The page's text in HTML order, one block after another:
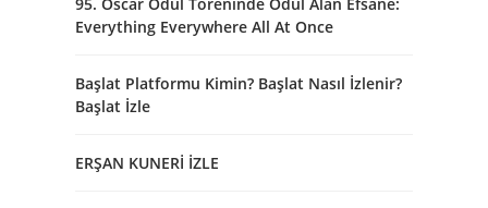
Everything Everywhere All At Once
Başlat Platformu Kimin? Başlat Nasıl İzlenir?
Başlat İzle
ERŞAN KUNERİ İZLE